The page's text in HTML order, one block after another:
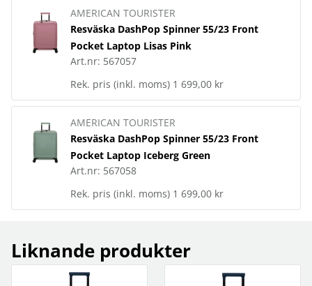
AMERICAN TOURISTER
Resväska DashPop Spinner 55/23 Front
Pocket Laptop Lisas Pink
Art.nr: 567057
Rek. pris (inkl. moms) 1 699,00 kr
AMERICAN TOURISTER
Resväska DashPop Spinner 55/23 Front
Pocket Laptop Iceberg Green
Art.nr: 567058
Rek. pris (inkl. moms) 1 699,00 kr
Liknande produkter